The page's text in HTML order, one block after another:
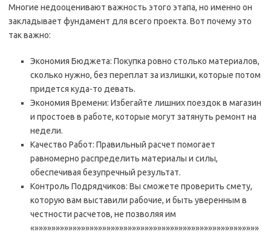
Многие недооценивают важность этого этапа, но именно он
закладывает фундамент для всего проекта. Вот почему это
так важно:
Экономия Бюджета: Покупка ровно столько материалов,
сколько нужно, без переплат за излишки, которые потом
придется куда-то девать.
Экономия Времени: Избегайте лишних поездок в магазин
и простоев в работе, которые могут затянуть ремонт на
недели.
Качество Работ: Правильный расчет помогает
равномерно распределить материалы и силы,
обеспечивая безупречный результат.
Контроль Подрядчиков: Вы сможете проверить смету,
которую вам выставили рабочие, и быть уверенным в
честности расчетов, не позволяя им
«»»»»»»»»»»»»»»»»»»»»»»»»»»»»»»»»»»»»»»»»»»»»»»»»»»»»»